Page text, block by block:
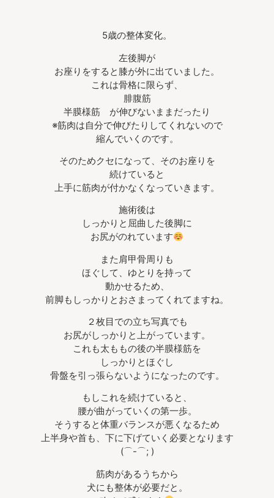
5歳の整体変化。
左後脚が
お座りをすると膝が外に出ていました。
これは骨格に限らず、
腓腹筋
半膜様筋 が伸びないままだったり
※筋肉は自分で伸びたりしてくれないので
縮んでいくのです。
そのためクセになって、そのお座りを
続けていると
上手に筋肉が付かなくなっていきます。
施術後は
しっかりと屈曲した後脚に
お尻がのれています
また肩甲骨周りも
ほぐして、ゆとりを持って
動かせるため、
前脚もしっかりとおさまってくれてますね。
２枚目での立ち写真でも
お尻がしっかりと上がっています。
これも太ももの後の半膜様筋を
しっかりとほぐし
骨盤を引っ張らないようになったのです。
もしこれを続けていると、
腰が曲がっていくの第一歩。
そうすると体重バランスが悪くなるため
上半身や首も、下に下げていく必要となります
(⌒-⌒; )
筋肉があるうちから
犬にも整体が必要だと。